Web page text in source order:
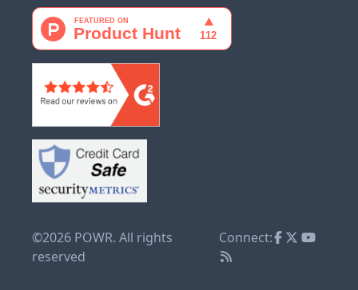
©2026 POWR. All rights
reserved
Connect: